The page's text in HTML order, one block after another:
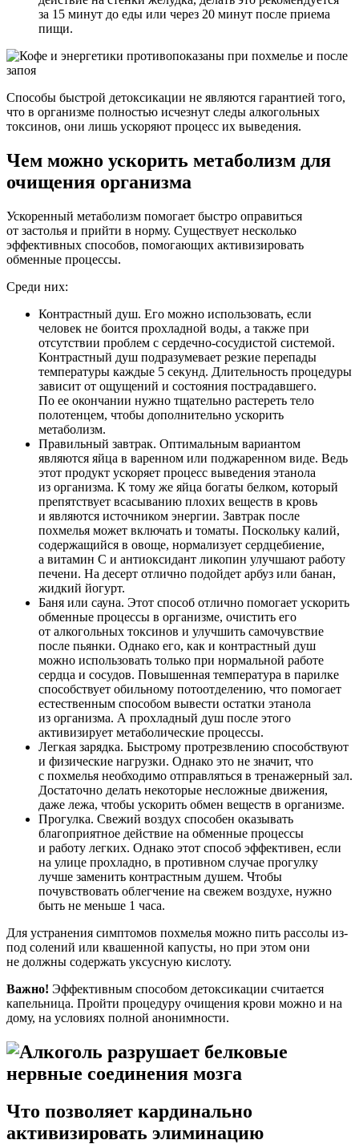
за 15 минут до еды или через 20 минут после приема
пищи.
Способы быстрой детоксикации не являются гарантией того,
что в организме полностью исчезнут следы алкогольных
токсинов, они лишь ускоряют процесс их выведения.
Чем можно ускорить метаболизм для
очищения организма
Ускоренный метаболизм помогает быстро оправиться
от застолья и прийти в норму. Существует несколько
эффективных способов, помогающих активизировать
обменные процессы.
Среди них:
Контрастный душ. Его можно использовать, если
человек не боится прохладной воды, а также при
отсутствии проблем с сердечно-сосудистой системой.
Контрастный душ подразумевает резкие перепады
температуры каждые 5 секунд. Длительность процедуры
зависит от ощущений и состояния пострадавшего.
По ее окончании нужно тщательно растереть тело
полотенцем, чтобы дополнительно ускорить
метаболизм.
Правильный завтрак. Оптимальным вариантом
являются яйца в варенном или поджаренном виде. Ведь
этот продукт ускоряет процесс выведения этанола
из организма. К тому же яйца богаты белком, который
препятствует всасыванию плохих веществ в кровь
и являются источником энергии. Завтрак после
похмелья может включать и томаты. Поскольку калий,
содержащийся в овоще, нормализует сердцебиение,
а витамин C и антиоксидант ликопин улучшают работу
печени. На десерт отлично подойдет арбуз или банан,
жидкий йогурт.
Баня или сауна. Этот способ отлично помогает ускорить
обменные процессы в организме, очистить его
от алкогольных токсинов и улучшить самочувствие
после пьянки. Однако его, как и контрастный душ
можно использовать только при нормальной работе
сердца и сосудов. Повышенная температура в парилке
способствует обильному потоотделению, что помогает
естественным способом вывести остатки этанола
из организма. А прохладный душ после этого
активизирует метаболические процессы.
Легкая зарядка. Быстрому протрезвлению способствуют
и физические нагрузки. Однако это не значит, что
с похмелья необходимо отправляться в тренажерный зал.
Достаточно делать некоторые несложные движения,
даже лежа, чтобы ускорить обмен веществ в организме.
Прогулка. Свежий воздух способен оказывать
благоприятное действие на обменные процессы
и работу легких. Однако этот способ эффективен, если
на улице прохладно, в противном случае прогулку
лучше заменить контрастным душем. Чтобы
почувствовать облегчение на свежем воздухе, нужно
быть не меньше 1 часа.
Для устранения симптомов похмелья можно пить рассолы из-
под солений или квашенной капусты, но при этом они
не должны содержать уксусную кислоту.
Важно! Эффективным способом детоксикации считается
капельница. Пройти процедуру очищения крови можно и на
дому, на условиях полной анонимности.
Что позволяет кардинально
активизировать элиминацию